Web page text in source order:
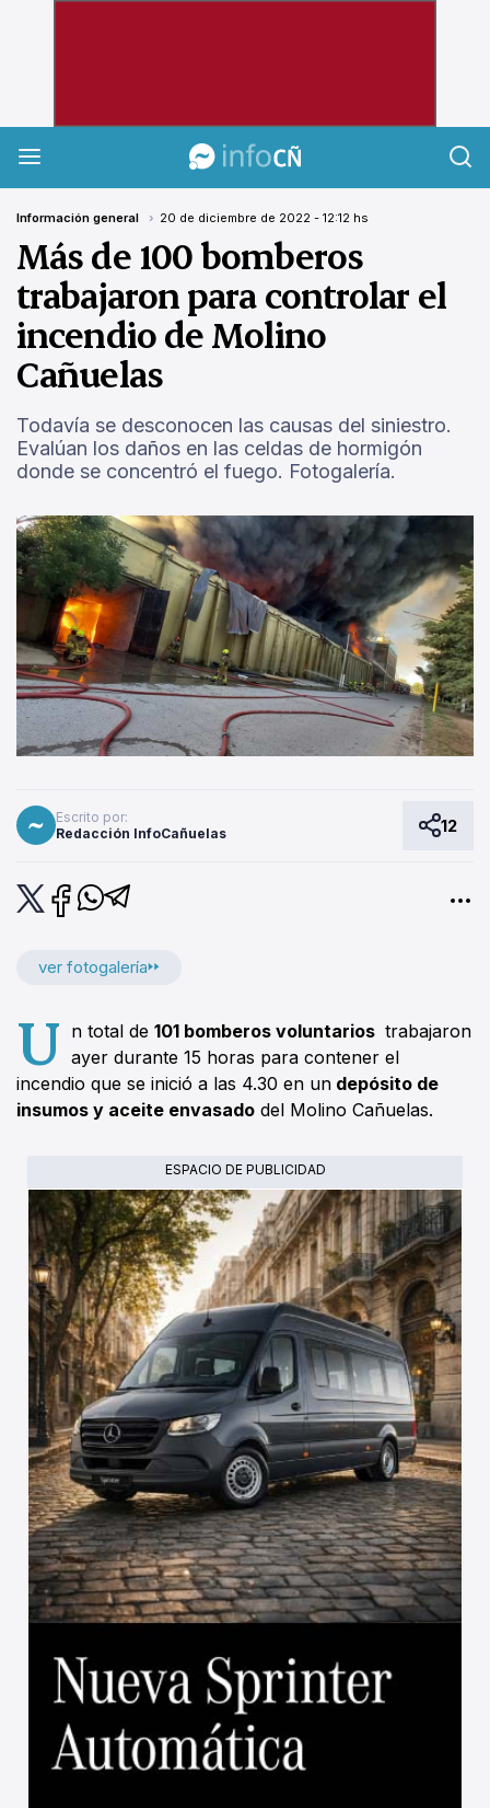
Información general 20 de diciembre de 2022 - 12:12 hs
Más de 100 bomberos
trabajaron para controlar el
incendio de Molino
Cañuelas
Todavía se desconocen las causas del siniestro.
Evalúan los daños en las celdas de hormigón
donde se concentró el fuego. Fotogalería.
Escrito por:
Redacción InfoCañuelas
12
ver fotogalería
U n total de101 bomberos voluntarios trabajaron
ayer durante 15 horas para contener el
incendio que se inició a las 4.30 en un depósito de
insumos y aceite envasado del Molino Cañuelas.
ESPACIO DE PUBLICIDAD